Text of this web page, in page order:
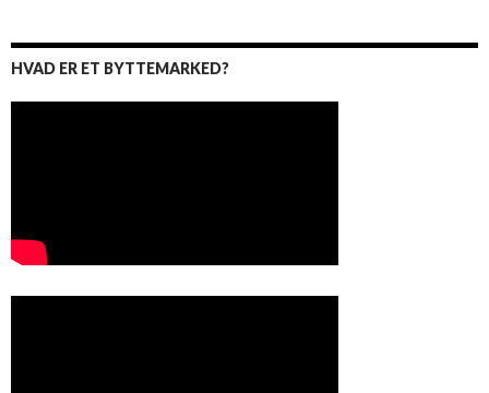
HVAD ER ET BYTTEMARKED?